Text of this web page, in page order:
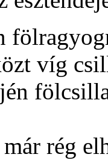
víg
rég